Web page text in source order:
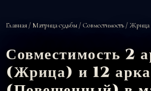
Главная / Матрица судьбы / Совместимость / Жрица
Совместимость 2
(Жрица) и 12